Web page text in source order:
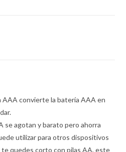
AAA convierte la batería AAA en
se agotan y barato pero ahorra
utilizar para otros dispositivos
quedes corto con pilas AA, este